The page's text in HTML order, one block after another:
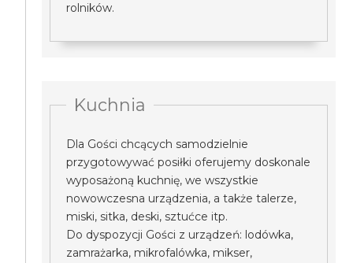
rolników.
Kuchnia
Dla Gości chcących samodzielnie
przygotowywać posiłki oferujemy doskonale
wyposażoną kuchnię, we wszystkie
nowowczesna urządzenia, a także talerze,
miski, sitka, deski, sztućce itp.
Do dyspozycji Gości z urządzeń: lodówka,
zamrażarka, mikrofalówka, mikser,